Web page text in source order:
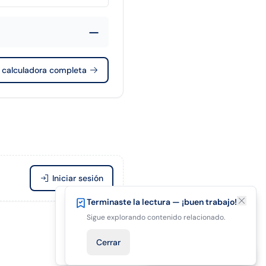
¿Te está gustando el artículo?
Guárdalo para terminar de leer después.
Guardar para después
Terminaste la lectura — ¡buen trabajo!
Sigue explorando contenido relacionado.
Cerrar
—
completa
Iniciar sesión